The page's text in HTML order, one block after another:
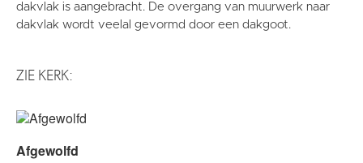
dakvlak is aangebracht. De overgang van muurwerk naar
dakvlak wordt veelal gevormd door een dakgoot.
ZIE KERK:
Afgewolfd